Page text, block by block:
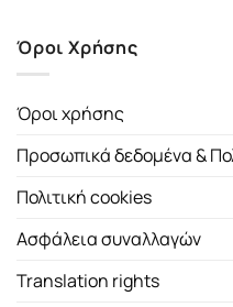
Όροι Χρήσης
Όροι χρήσης
Προσωπικά δεδομένα &
Πολιτική cookies
Ασφάλεια συναλλαγών
Translation rights